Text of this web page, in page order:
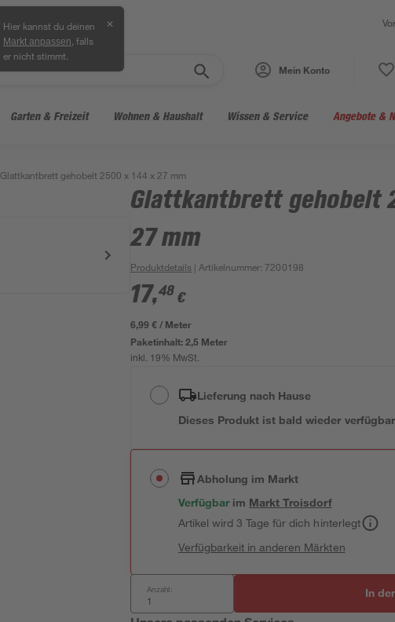
Hier kannst du deinen
Markt anpassen , falls
er nicht stimmt.
✕
Mein Konto
Garten & Freizeit Wohnen & Haushalt Wissen & Service Angebote &
Glattkantbrett gehobelt 2500 x 144 x 27 mm
Glattkantbrett gehobelt
27 mm
Produktdetails | Artikelnummer: 7200198
17,48 €
6,99 € / Meter
Paketinhalt:2,5 Meter
inkl. 19% MwSt.
Lieferung nach Hause
Dieses Produkt ist bald wieder
Abholung im Markt
Verfügbar im MarktTroisdorf
Artikel wird 3 Tage für dich hinterlegt
Verfügbarkeit in anderen Märkten
Anzahl: In